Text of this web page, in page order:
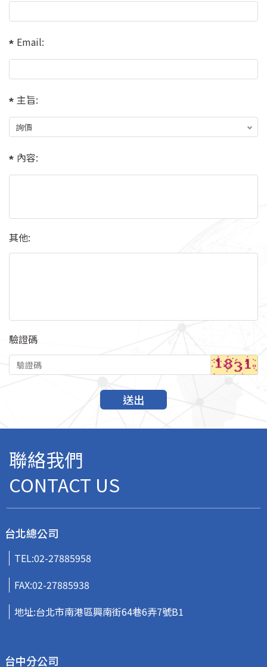
Email:
主旨:
內容:
其他:
驗證碼
送出
聯絡我們
CONTACT US
台北總公司
TEL:02-27885958
FAX:02-27885938
地址:台北市南港區興南街64巷6弄7號B1
台中分公司